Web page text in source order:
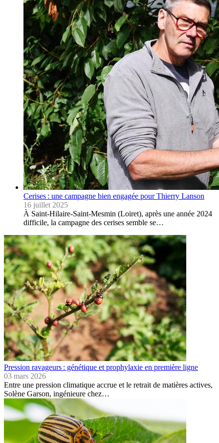
Cerises : une campagne bien engagée pour Thierry Lanson
16 juillet 2025
À Saint-Hilaire-Saint-Mesmin (Loiret), après une année 2024
difficile, la campagne des cerises semble se…
Pression ravageurs : génétique et prophylaxie en première ligne
03 mars 2026
Entre une pression climatique accrue et le retrait de matières actives,
Solène Garson, ingénieure chez…